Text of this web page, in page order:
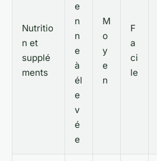
Nutritio
n et
supplé
ments
e
n
n
e
à
él
e
v
é
e
M
o
y
e
n
F
a
ci
le